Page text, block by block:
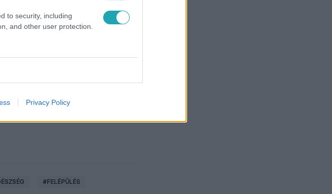
to security, including
and other user protection.
Privacy Policy
#FELÉPÜLÉS